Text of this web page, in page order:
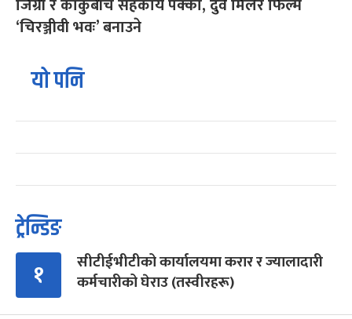
‘चिरञ्जीवी भवः’ बनाउने
यो पनि
ट्रेन्डिङ
१
सीटीईभीटीको कार्यालयमा करार र ज्यालादारी
कर्मचारीको घेराउ (तस्वीरहरू)